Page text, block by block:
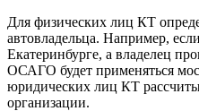
Для физических лиц КТ
автовладельца. Например,
Екатеринбурге, а владелец
ОСАГО будет применяться
юридических лиц КТ
организации.